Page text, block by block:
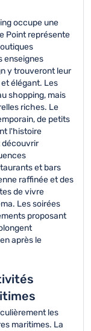
occupe une
Point représente
enseignes
y trouveront leur
élégant. Les
shopping, mais
riches. Le
de petits
l'histoire
découvrir
et bars
raffinée et des
de vivre
Les soirées
proposant
après le
les
maritimes. La